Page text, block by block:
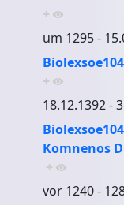
+
um 1295 -
+
18.12.1392 -
Komnenos
+
vor 1240 -